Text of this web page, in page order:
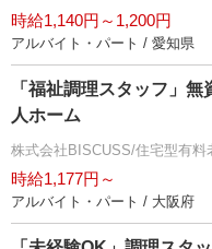
時給1,140円～1,200円
アルバイト・パート / 愛知県
「福祉調理スタッフ」
人ホーム
株式会社BISCUSS/住宅型有料
時給1,177円～
アルバイト・パート / 大阪府